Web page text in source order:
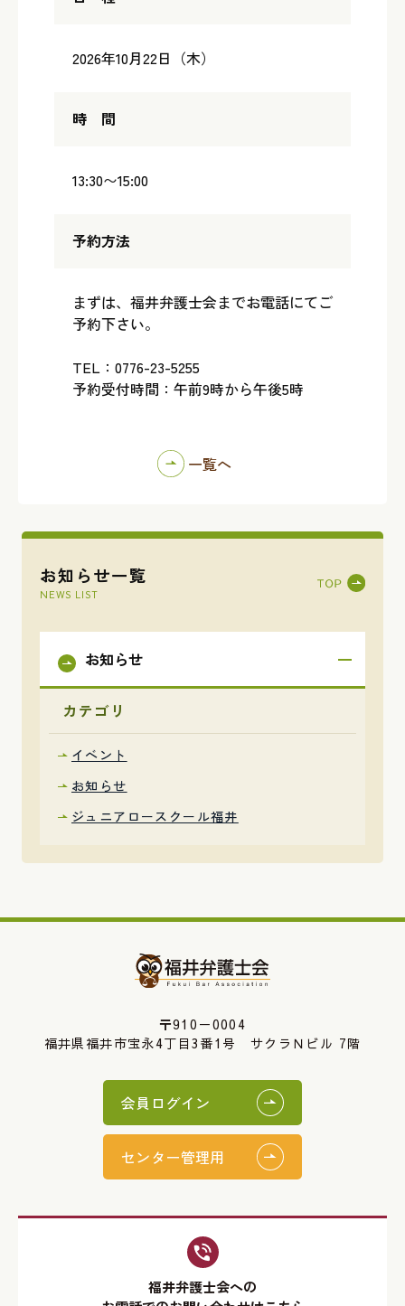
お知らせ一覧
NEWS LIST
お知らせ
カテゴリ
イベント
お知らせ
ジュニアロースクール福井
2026年10月22日（木）
時 間
13:30〜15:00
予約方法
まずは、福井弁護士会までお電話にてご
予約下さい。
TEL：0776-23-5255
予約受付時間：午前9時から午後5時
一覧へ
〒910－0004
福井県福井市宝永4丁目3番1号 サクラＮビル 7階
会員ログイン
センター管理用
福井弁護士会への